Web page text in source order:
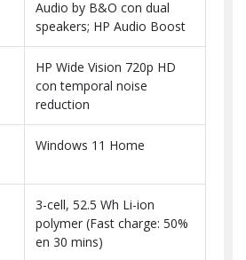
Audio by B&O con dual
speakers; HP Audio Boost
HP Wide Vision 720p HD
con temporal noise
reduction
Windows 11 Home
3-cell, 52.5 Wh Li-ion
polymer (Fast charge: 50%
en 30 mins)